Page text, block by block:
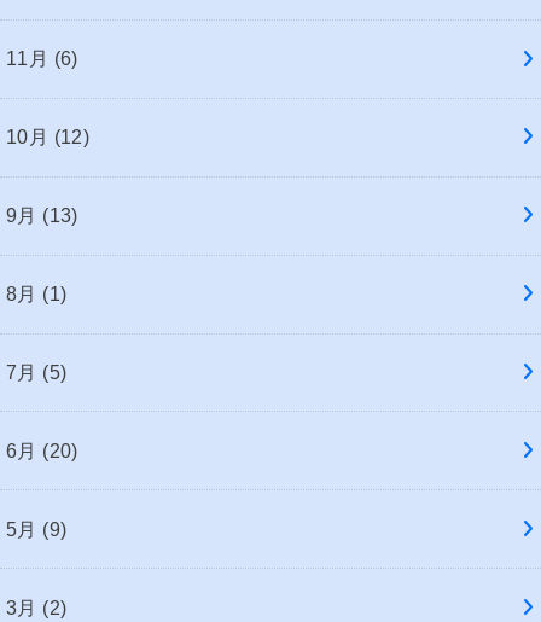
11月 (6)
10月 (12)
9月 (13)
8月 (1)
7月 (5)
6月 (20)
5月 (9)
3月 (2)